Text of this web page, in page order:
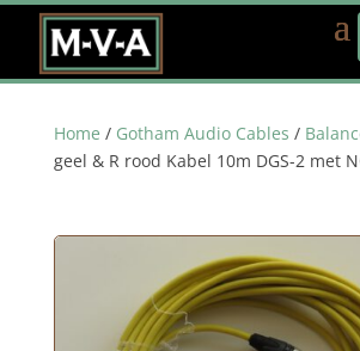
Home / Gotham Audio Cables /
geel & R rood Kabel 10m DGS-2 met